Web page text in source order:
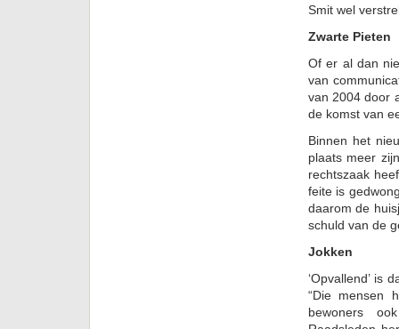
Smit wel
Zwarte Pieten
Of er al dan
van
van 2004 door
de komst van
Binnen het
plaats meer
rechtszaak
feite is
daarom de
schuld van de
Jokken
‘Opvallend’ is
“Die mensen
bewoners